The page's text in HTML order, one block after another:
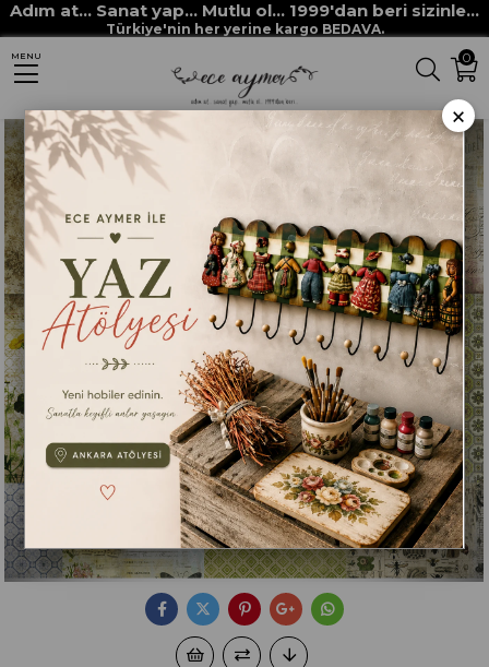
Adım at... Sanat yap... Mutlu ol... 1999'dan beri sizinle...
Türkiye'nin her yerine kargo BEDAVA.
0
MENU
Anasayfa DEKUPAJ KAĞITLARI ECE AYMER DEKUPAJ / PİRİNÇ KAĞITLARI
HALF TİME SERİSİ
×